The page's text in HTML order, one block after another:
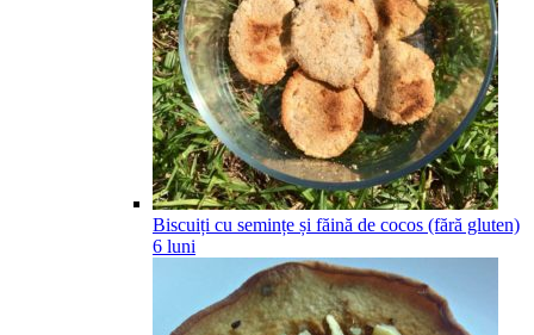
Biscuiți cu semințe și făină de cocos (fără gluten)
6 luni